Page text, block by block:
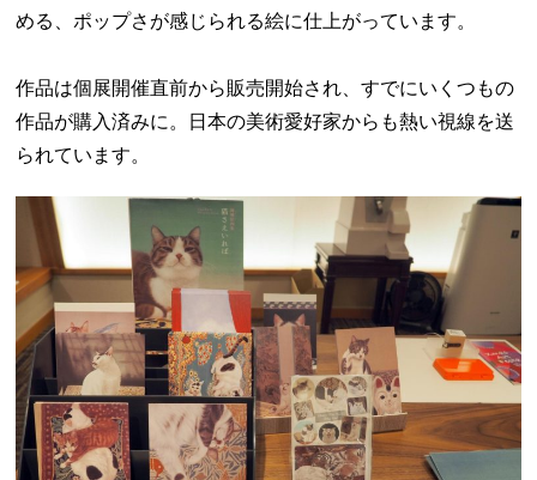
める、ポップさが感じられる絵に仕上がっています。
作品は個展開催直前から販売開始され、すでにいくつもの
作品が購入済みに。日本の美術愛好家からも熱い視線を送
られています。